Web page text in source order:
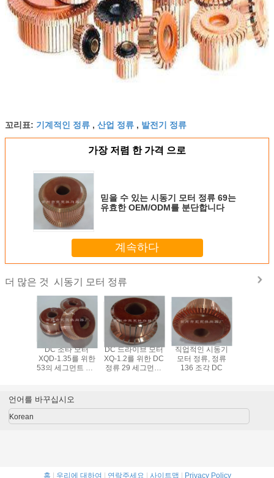
꼬리표: 기계적인 정류 , 산업 정류 , 발전기 정류
가장 저렴 한 가격 으로
믿을 수 있는 시동기 모터 정류 69는
유효한 OEM/ODM를 분단합니다
계속하다
더 많은 것 시동기 모터 정류
DC 조타 모터
XQD-1.35를 위한
53의 세그먼트 DC
DC 드라이브 모터
XQ-1.2를 위한 DC
정류 29 세그먼트/
직업적인 시동기
모터 정류, 정류
136 조각 DC
언어를 바꾸십시오
Korean
홈 | 우리에 대하여 | 연락주세요 | 사이트맵 | Privacy Policy